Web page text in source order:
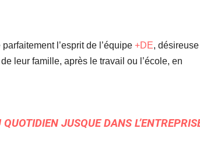
l’esprit de l’équipe +DE, désireuse
leur famille, après le travail ou l’école, en
JUSQUE DANS